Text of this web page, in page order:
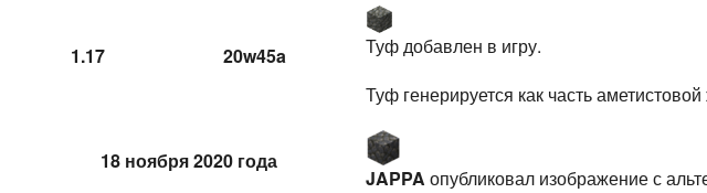
1.17 20w45a
Туф добавлен в игру.
Туф генерируется как часть
18 ноября 2020 года
JAPPA опубликовал изображение с